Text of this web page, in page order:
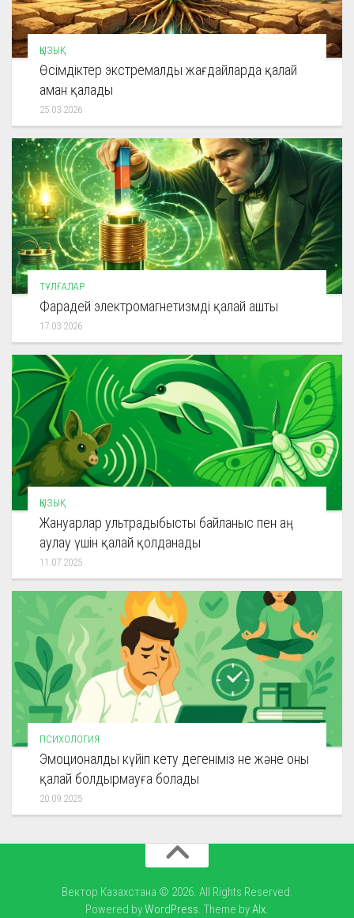
ҚЫЗЫҚ
Өсімдіктер экстремалды жағдайларда қалай
аман қалады
25.03.2026
ТҰЛҒАЛАР
Фарадей электромагнетизмді қалай ашты
17.03.2026
ҚЫЗЫҚ
Жануарлар ультрадыбысты байланыс пен аң
аулау үшін қалай қолданады
11.07.2025
ПСИХОЛОГИЯ
Эмоционалды күйіп кету дегеніміз не және оны
қалай болдырмауға болады
20.09.2025
Вектор Казахстана © 2026. All Rights Reserved.
Powered byWordPress. Theme byAlx.